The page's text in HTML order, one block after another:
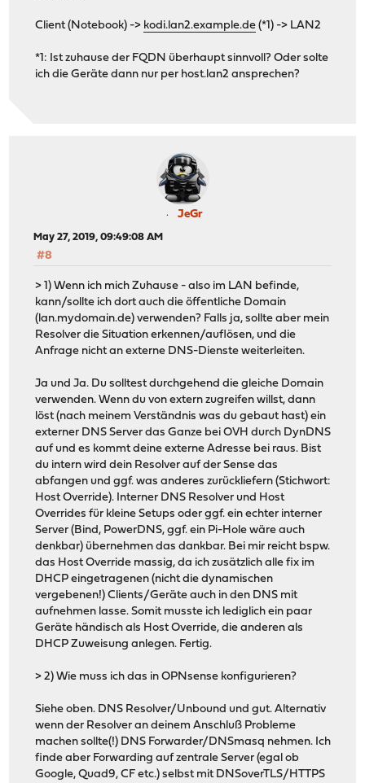
Client (Notebook) -> kodi.lan2.example.de (*1) -> LAN2
*1: Ist zuhause der FQDN überhaupt sinnvoll? Oder solte
ich die Geräte dann nur per host.lan2 ansprechen?
JeGr
May 27, 2019, 09:49:08 AM
#8
> 1) Wenn ich mich Zuhause - also im LAN befinde,
kann/sollte ich dort auch die öffentliche Domain
(lan.mydomain.de) verwenden? Falls ja, sollte aber mein
Resolver die Situation erkennen/auflösen, und die
Anfrage nicht an externe DNS-Dienste weiterleiten.
Ja und Ja. Du solltest durchgehend die gleiche Domain
verwenden. Wenn du von extern zugreifen willst, dann
löst (nach meinem Verständnis was du gebaut hast) ein
externer DNS Server das Ganze bei OVH durch DynDNS
auf und es kommt deine externe Adresse bei raus. Bist
du intern wird dein Resolver auf der Sense das
abfangen und ggf. was anderes zurückliefern (Stichwort:
Host Override). Interner DNS Resolver und Host
Overrides für kleine Setups oder ggf. ein echter interner
Server (Bind, PowerDNS, ggf. ein Pi-Hole wäre auch
denkbar) übernehmen das dankbar. Bei mir reicht bspw.
das Host Override massig, da ich zusätzlich alle fix im
DHCP eingetragenen (nicht die dynamischen
vergebenen!) Clients/Geräte auch in den DNS mit
aufnehmen lasse. Somit musste ich lediglich ein paar
Geräte händisch als Host Override, die anderen als
DHCP Zuweisung anlegen. Fertig.
> 2) Wie muss ich das in OPNsense konfigurieren?
Siehe oben. DNS Resolver/Unbound und gut. Alternativ
wenn der Resolver an deinem Anschluß Probleme
machen sollte(!) DNS Forwarder/DNSmasq nehmen. Ich
finde aber Forwarding auf zentrale Server (egal ob
Google, Quad9, CF etc.) selbst mit DNSoverTLS/HTTPS